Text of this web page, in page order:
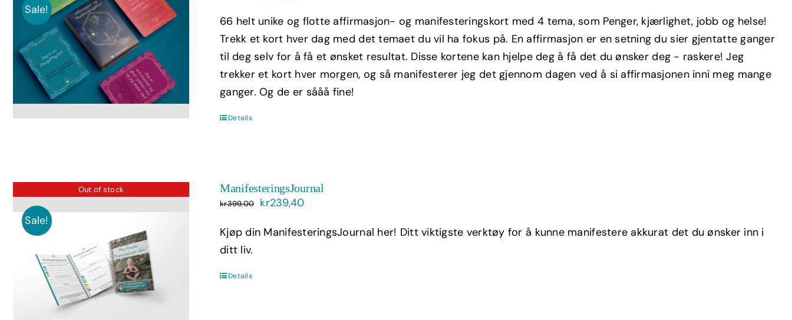
Sale!
var:
kr399,00.
er:
kr239,40.
66 helt unike og flotte affirmasjon- og manifesteringskort med 4 tema, som Penger, kjærlighet, jobb og helse!
Trekk et kort hver dag med det temaet du vil ha fokus på. En affirmasjon er en setning du sier gjentatte ganger
til deg selv for å få et ønsket resultat. Disse kortene kan hjelpe deg å få det du ønsker deg - raskere! Jeg
trekker et kort hver morgen, og så manifesterer jeg det gjennom dagen ved å si affirmasjonen inni meg mange
ganger. Og de er sååå fine!
Details
Out of stock
Sale!
ManifesteringsJournal
kr399,00
Opprinnelig
var:
kr239,40Nåværende
er:
Kjøp din ManifesteringsJournal her! Ditt viktigste verktøy for å kunne manifestere akkurat det du ønsker inn i
ditt liv.
Details